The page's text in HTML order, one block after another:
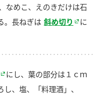
なめこ、えのきだけは石
。長ねぎは 斜め切り
に
にし、葉の部分は１ｃｍ
、塩、「料理酒」、